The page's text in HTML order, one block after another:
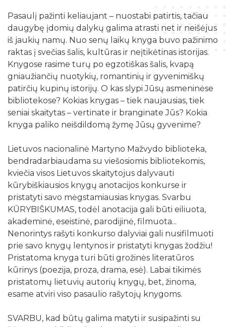
Galvosūkių kambarys
Robotikos užsiėmimai
Ekskursijos
Skaitmeninio raštingumo mokymai
Kūrybinė, inžinerinė ir programavimo įranga
Žaisloteka
Mokamos paslaugos
Bibliografijos rodyklės
Bibliotekos išleisti leidiniai
Kraštotyrinė medžiaga apie Šilalės rajoną
Šilališkiai Baltijos kelyje
Upynos etnokultūros paveldas
Maršrutai po Šilalės kraštą
Viešieji pirkimai
Biudžeto suvestinė
Finansinių ataskaitų rinkiniai
Tarnybiniai lengvieji automobiliai
Lėšos veiklai viešinti
Laisvos darbo vietos
Skyriai
Filialai
Struktūra
Šilalės rajono literatų klubas „Versmė“
Vaikų klubas „Nykštukas“
Pasaulį pažinti keliaujant – nuostabi patirtis, tačiau
daugybę įdomių dalykų galima atrasti net ir neišėjus
iš jaukių namų. Nuo senų laikų knyga buvo pažinimo
raktas į svečias šalis, kultūras ir neįtikėtinas istorijas.
Knygose rasime turų po egzotiškas šalis, kvapą
gniaužiančių nuotykių, romantinių ir gyvenimiškų
patirčių kupinų istorijų. O kas slypi Jūsų asmeninėse
bibliotekose? Kokias knygas – tiek naujausias, tiek
seniai skaitytas – vertinate ir branginate Jūs? Kokia
knyga paliko neišdildomą žymę Jūsų gyvenime?
Lietuvos nacionalinė Martyno Mažvydo biblioteka,
bendradarbiaudama su viešosiomis bibliotekomis,
kviečia visos Lietuvos skaitytojus dalyvauti
kūrybiškiausios knygų anotacijos konkurse ir
pristatyti savo mėgstamiausias knygas. Svarbu
KŪRYBIŠKUMAS, todėl anotacija gali būti eiliuota,
akademinė, eseistinė, parodijinė, filmuota...
Nenorintys rašyti konkurso dalyviai gali nusifilmuoti
prie savo knygų lentynos ir pristatyti knygas žodžiu!
Pristatoma knyga turi būti grožinės literatūros
kūrinys (poezija, proza, drama, esė). Labai tikimės
pristatomų lietuvių autorių knygų, bet, žinoma,
esame atviri viso pasaulio rašytojų knygoms.
SVARBU, kad būtų galima matyti ir susipažinti su